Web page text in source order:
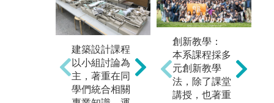
建築設計課程
以小組討論為
主，著重在同
學們統合相關
建築的學習著
重同學們親自
動手實作，課
程安排會依不
創新教學：
本系課程採多
元創新教學
法，除了課堂
講授，也著重